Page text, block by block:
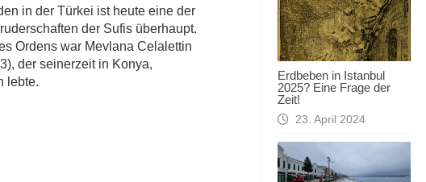
Erdbeben in Istanbul
2025? Eine Frage der
Zeit!
23. April 2024
in der Türkei ist heute eine der
der Sufis überhaupt.
Ordens war Mevlana Celalettin
der seinerzeit in Konya,
lebte.